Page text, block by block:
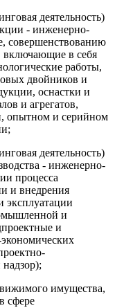
деятельность)
- инженерно-
совершенствованию
в себя
работы,
двойников и
оснастки и
и агрегатов,
опытном и серийном
деятельность)
- инженерно-
процесса
и внедрения
эксплуатации
и
и
надзор);
имущества,
сфере